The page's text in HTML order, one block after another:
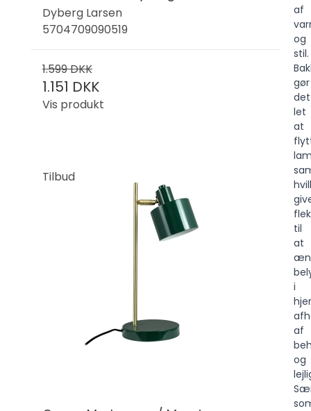
Dyberg Larsen
5704709090519
1.599 DKK
1.151 DKK
Vis produkt
Tilbud
af
og
stil.
gør
det
let
at
til
at
i
af
og